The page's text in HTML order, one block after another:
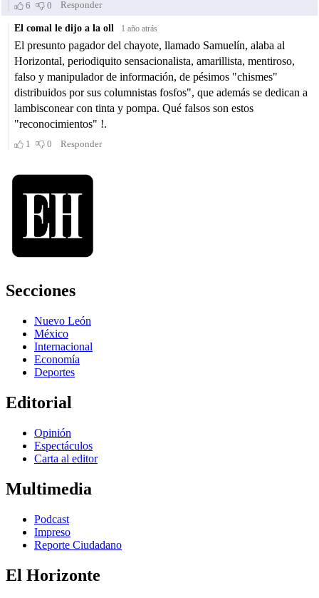
Secciones
Nuevo León
México
Internacional
Economía
Deportes
Editorial
Opinión
Espectáculos
Carta al editor
Multimedia
Podcast
Impreso
Reporte Ciudadano
El Horizonte